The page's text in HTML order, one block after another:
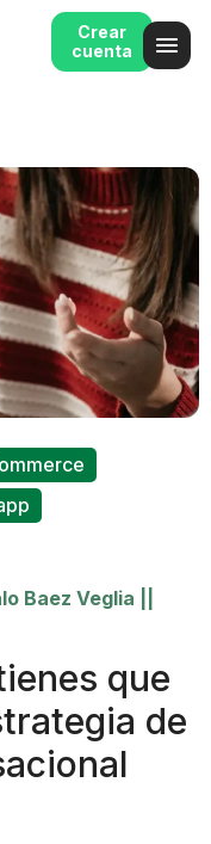
Crear
cuenta
Baez Veglia
que
de